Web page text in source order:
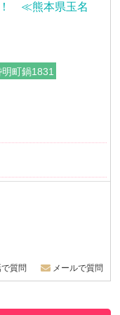
！ ≪熊本県玉名
町鍋1831
質問 メールで質問